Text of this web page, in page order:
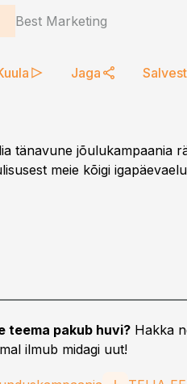
Best Marketing
Jaga
tänavune jõulukampaania
meie kõigi
teema pakub huvi? Hakka
ilmub midagi uut!